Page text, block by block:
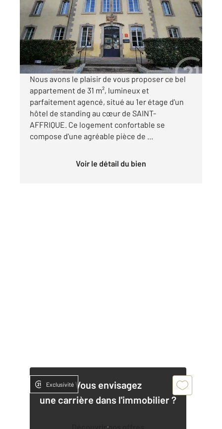
Ref : 7112
Appartement Studio à louer
585,01 €
par mois charges comprises
Nous avons le plaisir de vous proposer ce bel
appartement de 31 m², lumineux et
parfaitement agencé, situé au 1er étage d'un
hôtel de standing au cœur de SAINT-
AFFRIQUE. Ce logement confortable se
compose d'une agréable pièce de ...
Voir le détail du bien
Vous envisagez
une carrière dans l'immobilier ?
Découvrir nos offres
Exclusivité